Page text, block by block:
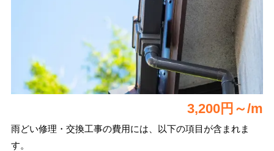
3,200円～/m
雨どい修理・交換工事の費用には、以下の項目が含まれま
す。